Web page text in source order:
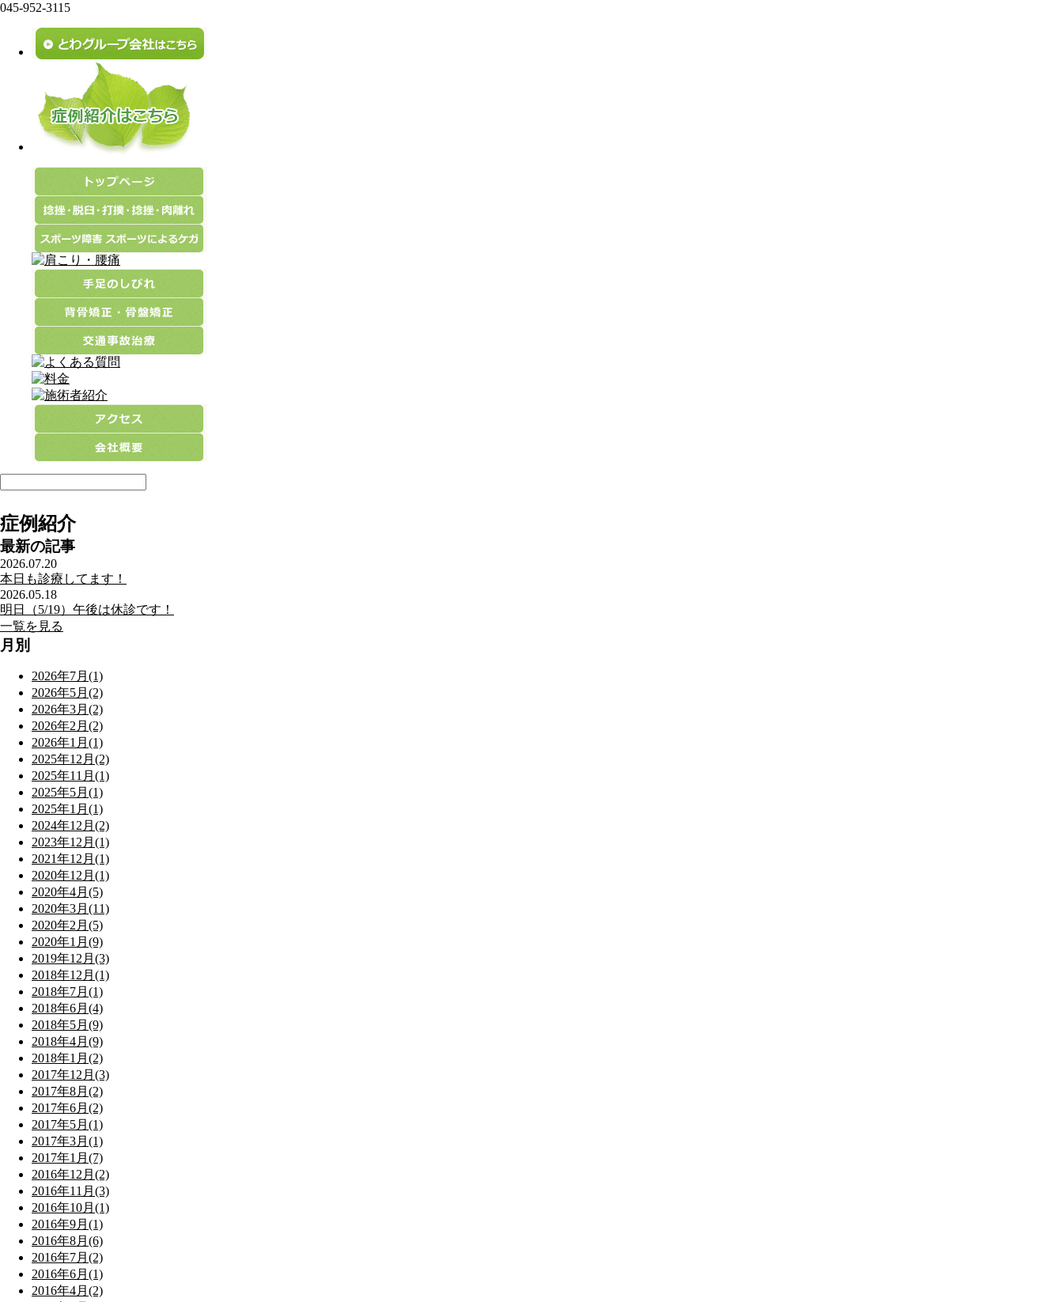
045-952-3115
症例紹介
最新の記事
2026.07.20
本日も診療してます！
2026.05.18
明日（5/19）午後は休診です！
一覧を見る
月別
2026年7月(1)
2026年5月(2)
2026年3月(2)
2026年2月(2)
2026年1月(1)
2025年12月(2)
2025年11月(1)
2025年5月(1)
2025年1月(1)
2024年12月(2)
2023年12月(1)
2021年12月(1)
2020年12月(1)
2020年4月(5)
2020年3月(11)
2020年2月(5)
2020年1月(9)
2019年12月(3)
2018年12月(1)
2018年7月(1)
2018年6月(4)
2018年5月(9)
2018年4月(9)
2018年1月(2)
2017年12月(3)
2017年8月(2)
2017年6月(2)
2017年5月(1)
2017年3月(1)
2017年1月(7)
2016年12月(2)
2016年11月(3)
2016年10月(1)
2016年9月(1)
2016年8月(6)
2016年7月(2)
2016年6月(1)
2016年4月(2)